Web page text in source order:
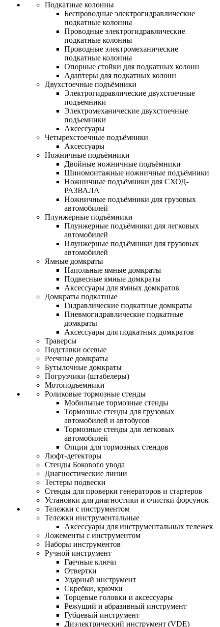
Подкатные колонны
Беспроводные электрогидравлические
подкатные колонны
Проводные электрогидравлические
подкатные колонны
Проводные электромеханические
подкатные колонны
Опорные стойки для подкатных колонн
Адаптеры для подкатных колонн
Двухстоечные подъёмники
Электрогидравлические двухстоечные
подъемники
Электромеханические двухстоечные
подъемники
Аксессуары
Четырехстоечные подъёмники
Аксессуары
Ножничные подъёмники
Двойные ножничные подъёмники
Шиномонтажные ножничные подъёмники
Ножничные подъёмники для СХОД-
РАЗВАЛА
Ножничные подъёмники для грузовых
автомобилей
Плунжерные подъёмники
Плунжерные подъёмники для легковых
автомобилей
Плунжерные подъёмники для грузовых
автомобилей
Ямные домкраты
Напольные ямные домкраты
Подвесные ямные домкраты
Аксессуары для ямных домкратов
Домкраты подкатные
Гидравлические подкатные домкраты
Пневмогидравлические подкатные
домкраты
Аксессуары для подкатных домкратов
Траверсы
Подставки осевые
Реечные домкраты
Бутылочные домкраты
Погрузчики (штабелеры)
Мотоподъемники
Роликовые тормозные стенды
Мобильные тормозные стенды
Тормозные стенды для грузовых
автомобилей и автобусов
Тормозные стенды для легковых
автомобилей
Опции для тормозных стендов
Люфт-детекторы
Стенды Бокового увода
Диагностические линии
Тестеры подвески
Стенды для проверки генераторов и стартеров
Установки для диагностики и очистки форсунок
Тележки с инструментом
Тележки инструментальные
Аксессуары для инструментальных тележек
Ложементы с инструментом
Наборы инструментов
Ручной инструмент
Гаечные ключи
Отвертки
Ударный инструмент
Скребки, крючки
Торцевые головки и аксессуары
Режущий и абразивный инструмент
Губцевый инструмент
Диэлектрический инструмент (VDE)